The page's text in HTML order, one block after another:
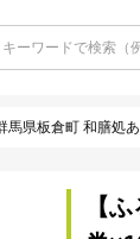
馬県板倉町 和膳
【